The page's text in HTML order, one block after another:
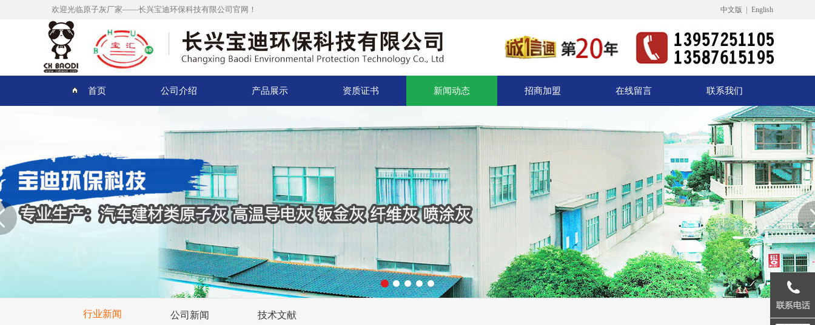
欢迎光临原子灰厂家——长兴宝迪环保科技有限公司官网！ 中文版 | English
首页 公司介绍 产品展示 资质证书 新闻动态 招商加盟 在线留言 联系我们
行业新闻 公司新闻 技术文献